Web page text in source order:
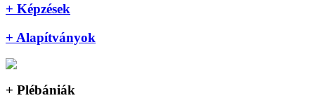
+ Képzések
+ Alapítványok
+ Plébániák